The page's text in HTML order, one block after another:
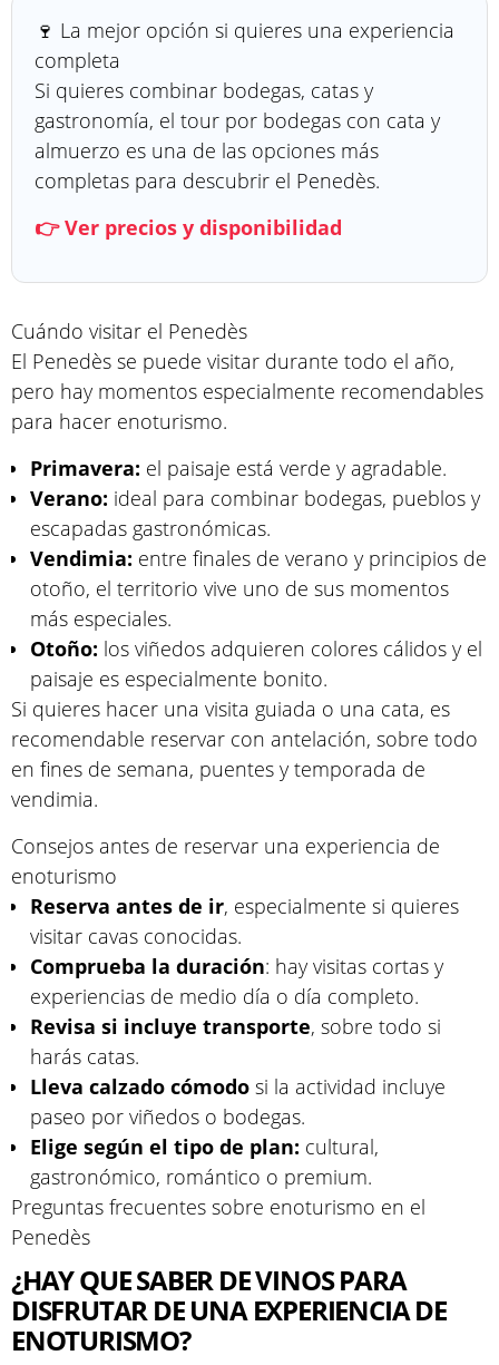
🍷 La mejor opción si quieres una experiencia
completa
Si quieres combinar bodegas, catas y
gastronomía, el tour por bodegas con cata y
almuerzo es una de las opciones más
completas para descubrir el Penedès.
👉 Ver precios y disponibilidad
Cuándo visitar el Penedès
El Penedès se puede visitar durante todo el año,
pero hay momentos especialmente recomendables
para hacer enoturismo.
Primavera: el paisaje está verde y agradable.
Verano: ideal para combinar bodegas, pueblos y
escapadas gastronómicas.
Vendimia: entre finales de verano y principios de
otoño, el territorio vive uno de sus momentos
más especiales.
Otoño: los viñedos adquieren colores cálidos y el
paisaje es especialmente bonito.
Si quieres hacer una visita guiada o una cata, es
recomendable reservar con antelación, sobre todo
en fines de semana, puentes y temporada de
vendimia.
Consejos antes de reservar una experiencia de
enoturismo
Reserva antes de ir, especialmente si quieres
visitar cavas conocidas.
Comprueba la duración: hay visitas cortas y
experiencias de medio día o día completo.
Revisa si incluye transporte, sobre todo si
harás catas.
Lleva calzado cómodo si la actividad incluye
paseo por viñedos o bodegas.
Elige según el tipo de plan: cultural,
gastronómico, romántico o premium.
Preguntas frecuentes sobre enoturismo en el
Penedès
¿HAY QUE SABER DE VINOS PARA
DISFRUTAR DE UNA EXPERIENCIA DE
ENOTURISMO?